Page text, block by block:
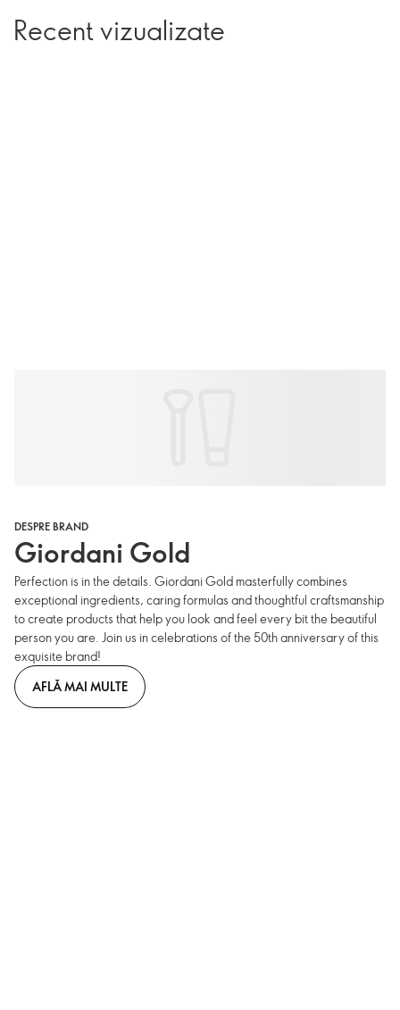
Recent vizualizate
DESPRE BRAND
Giordani Gold
Perfection is in the details. Giordani Gold masterfully combines
exceptional ingredients, caring formulas and thoughtful craftsmanship
to create products that help you look and feel every bit the beautiful
person you are. Join us in celebrations of the 50th anniversary of this
exquisite brand!
AFLĂ MAI MULTE